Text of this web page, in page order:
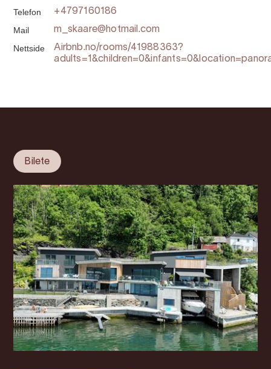
Telefon +4797160186
Mail m_skaare@hotmail.com
Nettside
Airbnb.no/rooms/41988363?
Bilete